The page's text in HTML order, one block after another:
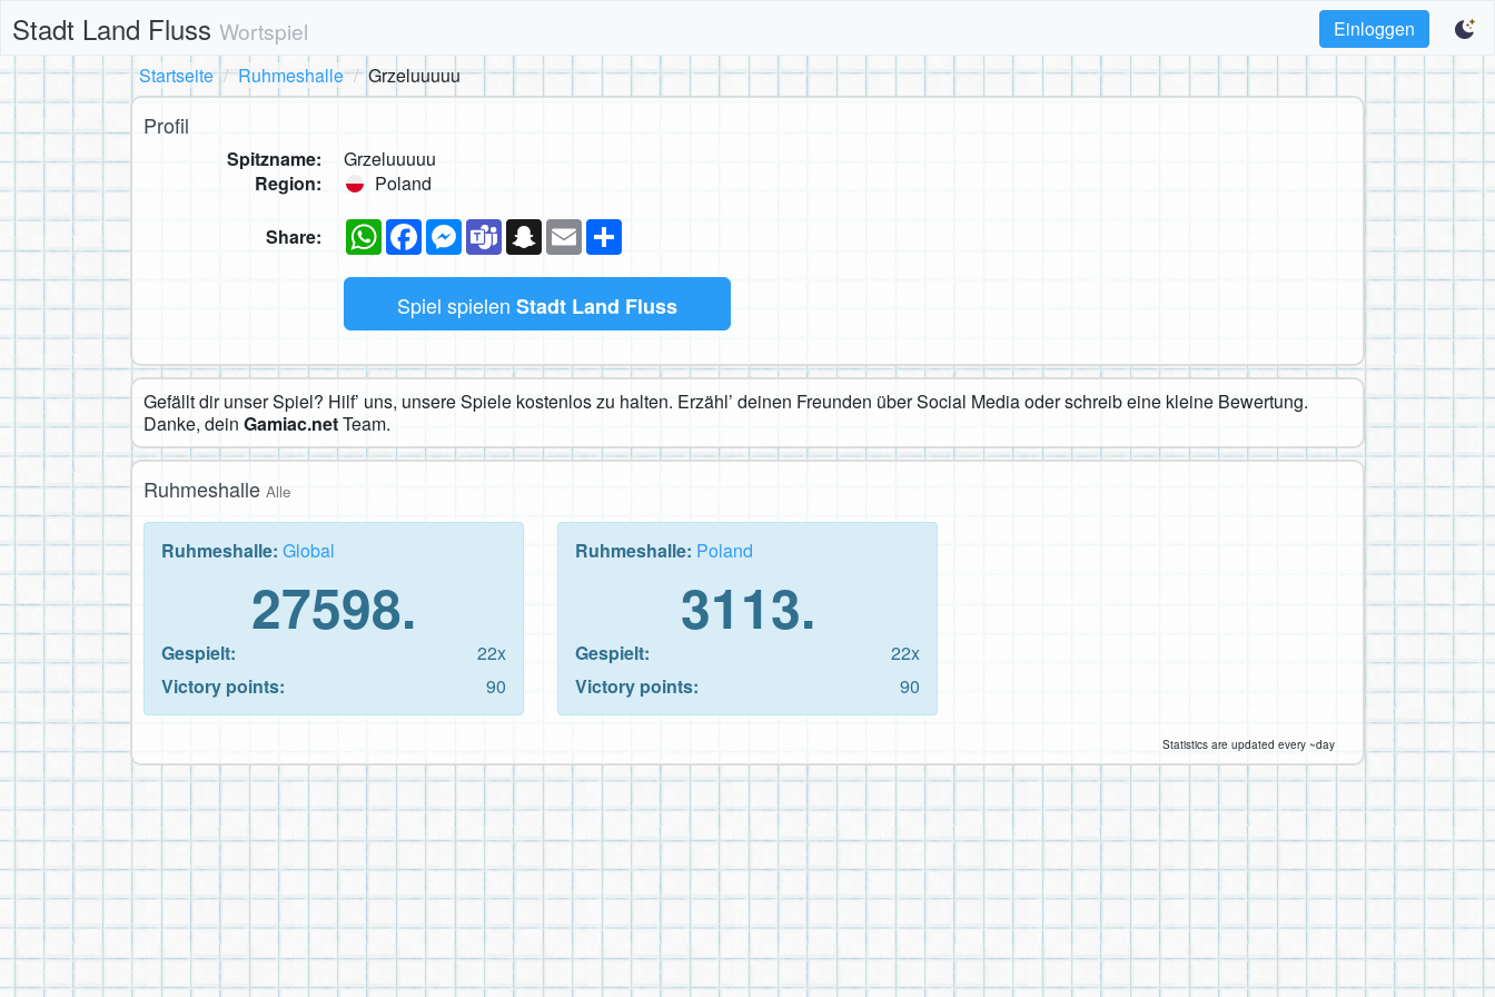
Stadt Land Fluss Wortspiel
Einloggen
Startseite
Ruhmeshalle Grzeluuuuu
Profil
Spitzname:
Grzeluuuuu
Region:
Poland
Share: WhatsAppFacebookMessenger
TeamsSnapchat
Email
Spiel spielen Stadt Land Fluss
Gefällt dir unser Spiel? Hilf’ uns, unsere Spiele kostenlos zu halten. Erzähl’ deinen Freunden über Social Media oder schreib eine kleine Bewertung.
Danke, dein Gamiac.netTeam.
Ruhmeshalle Alle
Ruhmeshalle: Global
27598.
Gespielt:
22x
Victory points:
90
Ruhmeshalle: Poland
3113.
Gespielt:
22x
Victory points:
90
Statistics are updated every ~day